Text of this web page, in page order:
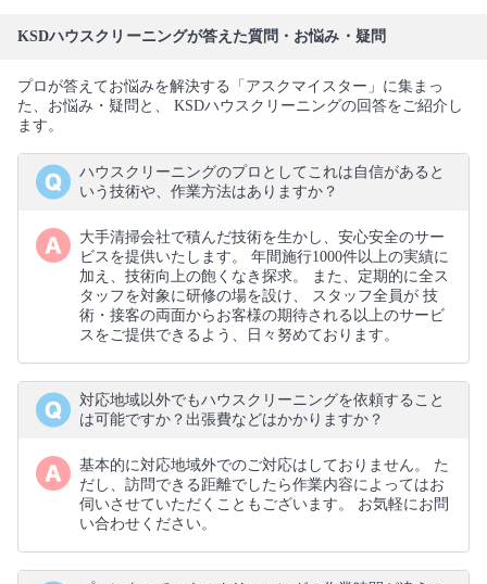
KSDハウスクリーニングが答えた質問・お悩み・疑問
プロが答えてお悩みを解決する「アスクマイスター」に集まっ
た、お悩み・疑問と、 KSDハウスクリーニングの回答をご紹介し
ます。
ハウスクリーニングのプロとしてこれは自信があると
いう技術や、作業方法はありますか？
大手清掃会社で積んだ技術を生かし、安心安全のサー
ビスを提供いたします。 年間施行1000件以上の実績に
加え、技術向上の飽くなき探求。 また、定期的に全ス
タッフを対象に研修の場を設け、 スタッフ全員が 技
術・接客の両面からお客様の期待される以上のサービ
スをご提供できるよう、日々努めております。
対応地域以外でもハウスクリーニングを依頼すること
は可能ですか？出張費などはかかりますか？
基本的に対応地域外でのご対応はしておりません。 た
だし、訪問できる距離でしたら作業内容によってはお
伺いさせていただくこともございます。 お気軽にお問
い合わせください。